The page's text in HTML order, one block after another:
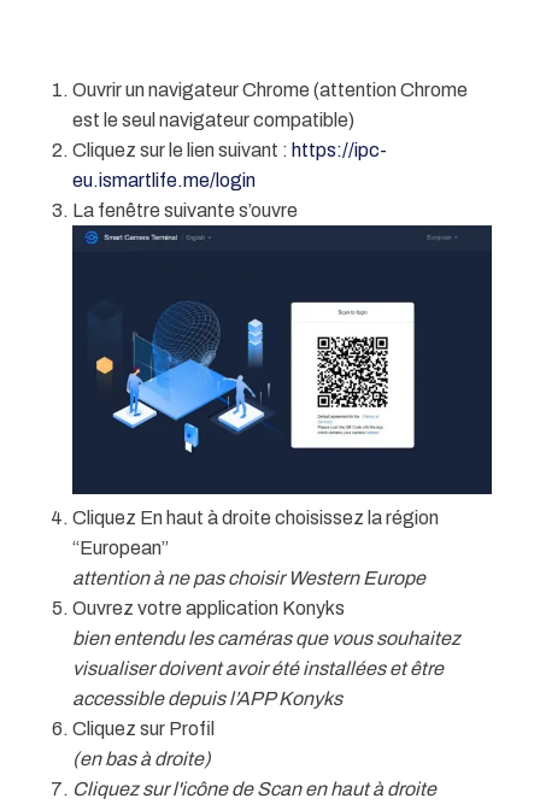
Ouvrir un navigateur Chrome (attention Chrome
est le seul navigateur compatible)
Cliquez sur le lien suivant : https://ipc-
eu.ismartlife.me/login
La fenêtre suivante s’ouvre
Cliquez En haut à droite choisissez la région
“European”
attention à ne pas choisir Western Europe
Ouvrez votre application Konyks
bien entendu les caméras que vous souhaitez
visualiser doivent avoir été installées et être
accessible depuis l’APP Konyks
Cliquez sur Profil
(en bas à droite)
Cliquez sur l'icône de Scan en haut à droite